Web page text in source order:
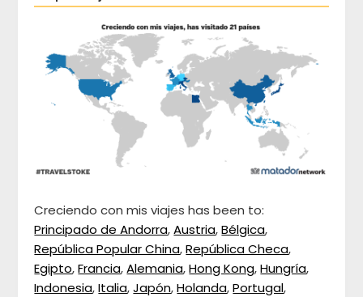
Creciendo con mis viajes has been to:
Principado de Andorra,Austria,Bélgica,
República Popular China,República Checa,
Egipto,Francia,Alemania,Hong Kong,Hungría,
Indonesia,Italia,Japón,Holanda,Portugal,